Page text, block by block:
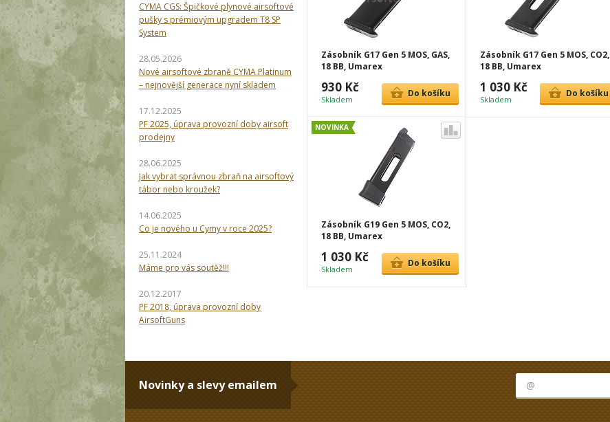
Zásobník G17 Gen 5 MOS, GAS,
18 BB, Umarex
930 Kč
Skladem
Do košíku
Zásobník G17 Gen 5 MOS, CO2,
18 BB, Umarex
1 030 Kč
Skladem
Do košíku
Zásobník G19 Gen 5 MOS, CO2,
18 BB, Umarex
1 030 Kč
Skladem
NOVINKA
Do košíku
CYMA CGS: Špičkové plynové airsoftové
pušky s prémiovým upgradem T8 SP
System
28.05.2026
Nové airsoftové zbraně CYMA Platinum
– nejnovější generace nyní skladem
17.12.2025
PF 2025, úprava provozní doby airsoft
prodejny
28.06.2025
Jak vybrat správnou zbraň na airsoftový
tábor nebo kroužek?
14.06.2025
Co je nového u Cymy v roce 2025?
25.11.2024
Máme pro vás soutěž!!!
20.12.2017
PF 2018, úprava provozní doby
AirsoftGuns
Novinky a slevy emailem